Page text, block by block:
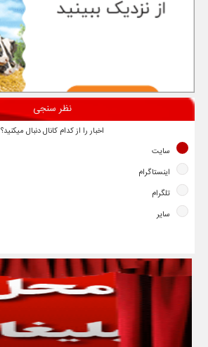
نظر سنجی
اخبار را از کدام کانال دنبال میکنید؟
سایت
اینستاگرام
تلگرام
سایر